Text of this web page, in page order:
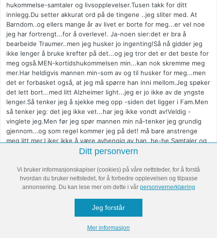
hukommelse-samtaler og livsopplevelser.Tusen takk for ditt
innlegg.Du setter akkurat ord på de tingene ..jeg sliter med. At
Barndom..og ellers mange år av livet er borte for meg...er vel noe
jeg har fortrengt...for å overleve!. Ja-noen sier:det er bra å
bearbeide Traumer..men jeg husker jo ingenting!Så nå gidder jeg
ikke lenger å bruke krefter på det...og jeg tror det er det beste for
meg også.MEN-kortidshukommelsen min...kan nok skremme meg
mer.Har heldigvis mannen min-som av og til husker for meg...men
det er forbasket også, at jeg må spørre han inni mellom.Jeg spøker
det lett bort...med litt Alzheimer light...jeg er jo ikke av de yngste
lenger.Så tenker jeg å sjekke meg opp -siden det ligger i Fam.Men
så tenker jeg: det jeg ikke vet...har jeg ikke vondt av!Veldig -
vinglete jeg.Men før jeg spør mannen min nå-tenker jeg grundig
gjennom...og som regel kommer jeg på det! må bare anstrenge
meg litt mer.Liker ikke å være avhengig av han..he-he.Samtaler og
diskusjoner har jeg ingen problemer med-sålenge jeg er blant
engstelig tanker..får de ikke..Har ikke lyst å plage de..med det! Har
heller ingen problemer å prate om løst og fast ..med
fremmede...sålenge de holder seg på bestemt avstand.Der
kommer nok sosialangsten inn.Invitasjoner i større
selskaper..skaper mye Frykt hos meg..så da finner jeg på
unnskyldninger for å slippe.Heldigvis er det ikke ofte..det
skjer,men til sommer/n skal jeg i Bryllup..da må jeg bare klare
Ditt personvern
Vi bruker informasjonskaplser (cookies) på våre nettsteder, for å forstå
hvordan du bruker nettstedet, for å forbedre opplevelsen og tilpasse
annonsering. Du kan lese mer om dette i vår personvernerklæring
Jeg forstår
Mer informasjon